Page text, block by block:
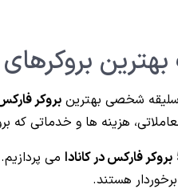
بروکرهای
سلیقه شخصی بهترین بروکر
هزینه ها و خدماتی
بروکر فارکس در کانادا
هستند.